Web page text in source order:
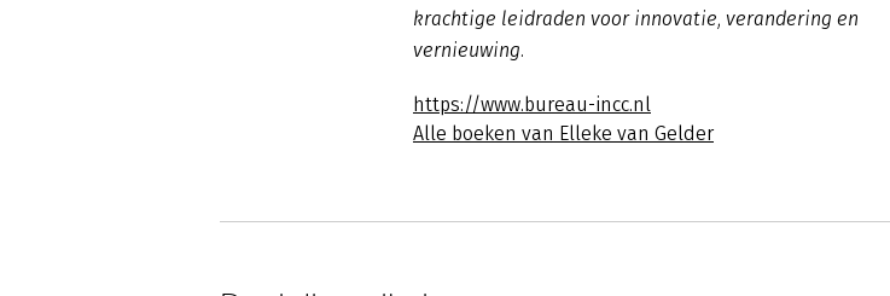
krachtige leidraden voor innovatie, verandering en
vernieuwing.
https://www.bureau-incc.nl
Alle boeken van Elleke van Gelder